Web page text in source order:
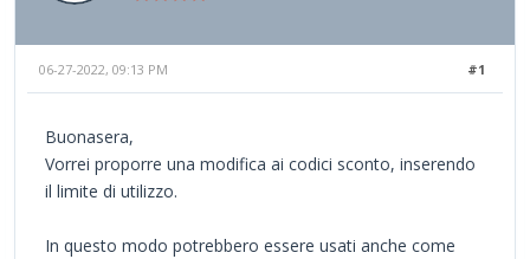
#1
06-27-2022, 09:13 PM
Buonasera,
Vorrei proporre una modifica ai codici sconto, inserendo
il limite di utilizzo.
In questo modo potrebbero essere usati anche come